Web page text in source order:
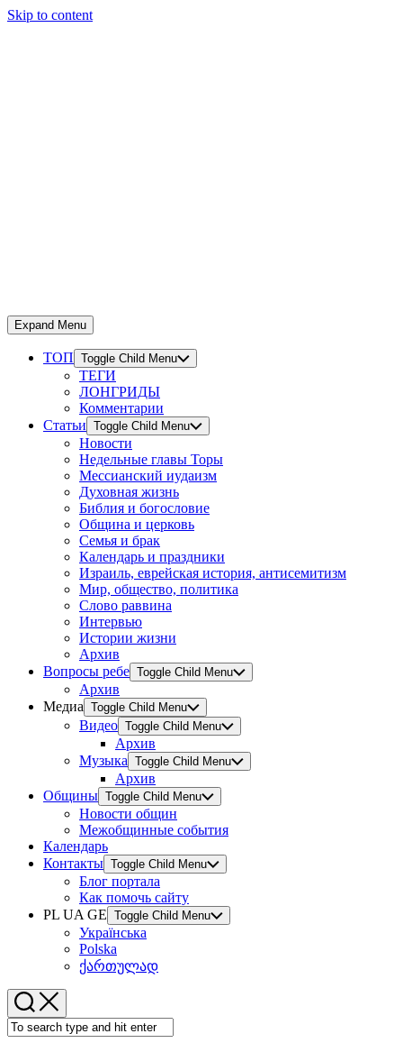
Skip to content
Expand Menu
ТОП Toggle Child Menu
ТЕГИ
ЛОНГРИДЫ
Комментарии
Статьи Toggle Child Menu
Новости
Недельные главы Торы
Мессианский иудаизм
Духовная жизнь
Библия и богословие
Община и церковь
Семья и брак
Календарь и праздники
Израиль, еврейская история, антисемитизм
Мир, общество, политика
Слово раввина
Интервью
Истории жизни
Архив
Вопросы ребе Toggle Child Menu
Архив
Медиа Toggle Child Menu
Видео Toggle Child Menu
Архив
Музыка Toggle Child Menu
Архив
Общины Toggle Child Menu
Новости общин
Межобщинные события
Календарь
Контакты Toggle Child Menu
Блог портала
Как помочь сайту
PL UA GE Toggle Child Menu
Українська
Polska
ქართულად